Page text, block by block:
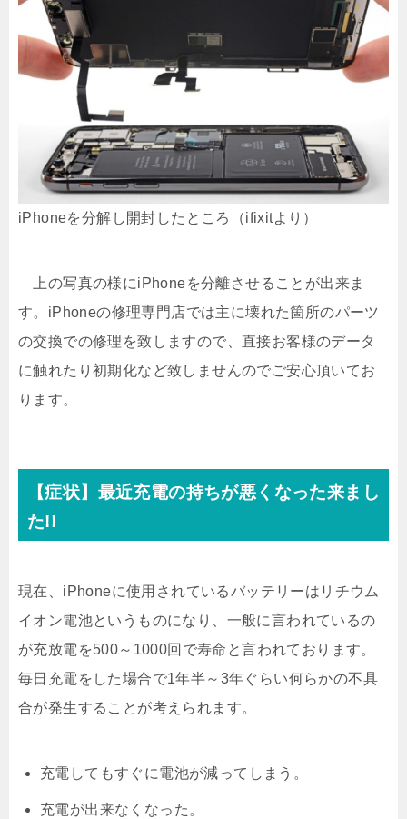
iPhoneを分解し開封したところ（ifixitより）
上の写真の様にiPhoneを分離させることが出来ま
す。iPhoneの修理専門店では主に壊れた箇所のパーツ
の交換での修理を致しますので、直接お客様のデータ
に触れたり初期化など致しませんのでご安心頂いてお
ります。
【症状】最近充電の持ちが悪くなった来まし
た!!
現在、iPhoneに使用されているバッテリーはリチウム
イオン電池というものになり、一般に言われているの
が充放電を500～1000回で寿命と言われております。
毎日充電をした場合で1年半～3年ぐらい何らかの不具
合が発生することが考えられます。
充電してもすぐに電池が減ってしまう。
充電が出来なくなった。